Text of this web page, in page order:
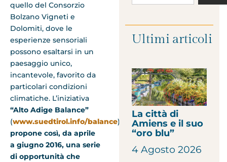
quello del Consorzio
Bolzano Vigneti e
Dolomiti, dove le
esperienze sensoriali
possono esaltarsi in un
paesaggio unico,
incantevole, favorito da
particolari condizioni
climatiche. L’iniziativa
“Alto Adige Balance”
(www.suedtirol.info/balance)
propone così, da aprile
a giugno 2016, una serie
di opportunità che
Ultimi articoli
La città di
Amiens e il suo
“oro blu”
4 Agosto 2026